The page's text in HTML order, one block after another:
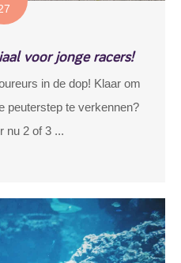
voor jonge racers!
in de dop! Klaar om
peuterstep te verkennen?
nu 2 of 3 ...